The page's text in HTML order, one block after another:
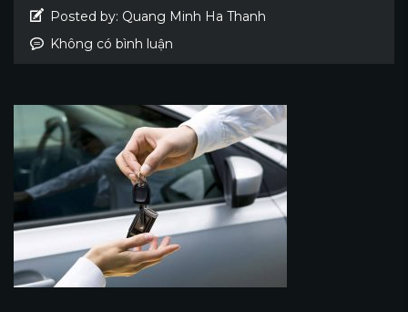
Posted by: Quang Minh Ha Thanh
Không có bình luận